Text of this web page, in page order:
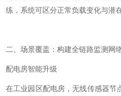
练，系统可区分正常负载变化与潜
二、场景覆盖：构建全链路监测网
配电房智能升级
在工业园区配电房，无线传感器节